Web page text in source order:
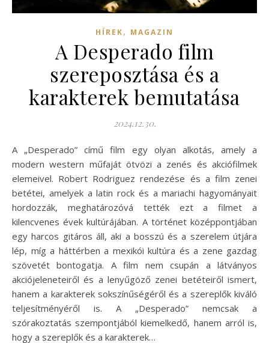
HÍREK, MAGAZIN
A Desperado film
szereposztása és a
karakterek bemutatása
2024.12.30.
A „Desperado” című film egy olyan alkotás, amely a
modern western műfaját ötvözi a zenés és akciófilmek
elemeivel. Robert Rodriguez rendezése és a film zenei
betétei, amelyek a latin rock és a mariachi hagyományait
hordozzák, meghatározóvá tették ezt a filmet a
kilencvenes évek kultúrájában. A történet középpontjában
egy harcos gitáros áll, aki a bosszú és a szerelem útjára
lép, míg a háttérben a mexikói kultúra és a zene gazdag
szövetét bontogatja. A film nem csupán a látványos
akciójeleneteiről és a lenyűgöző zenei betéteiről ismert,
hanem a karakterek sokszínűségéről és a szereplők kiváló
teljesítményéről is. A „Desperado” nemcsak a
szórakoztatás szempontjából kiemelkedő, hanem arról is,
hogy a szereplők és a karakterek…